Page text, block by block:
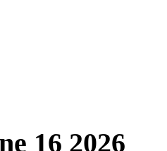
16 2026